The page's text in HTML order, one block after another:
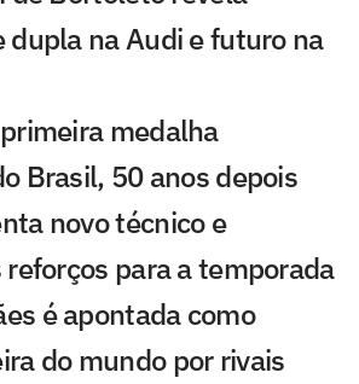
dupla na Audi e futuro na
medalha
Brasil, 50 anos depois
novo técnico e
para a temporada
é apontada como
do mundo por rivais